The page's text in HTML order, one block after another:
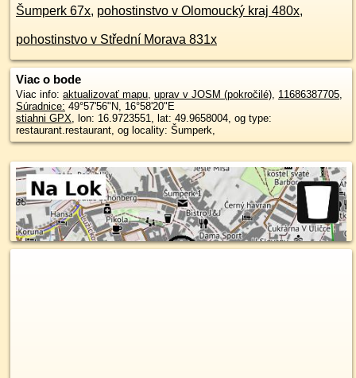
Šumperk 67x, pohostinstvo v Olomoucký kraj 480x,
pohostinstvo v Střední Morava 831x
Viac o bode
Viac info: aktualizovať mapu, uprav v JOSM (pokročilé), 11686387705,
Súradnice: 49°57'56"N, 16°58'20"E
stiahni GPX, lon: 16.9723551, lat: 49.9658004, og type:
restaurant.restaurant, og locality: Šumperk,